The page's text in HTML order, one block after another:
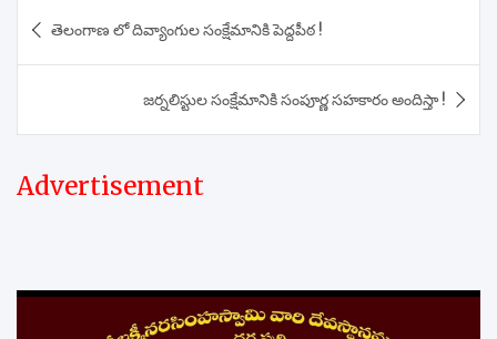
navigation
తెలంగాణ లో దివ్యాంగుల సంక్షేమానికి పెద్దపీఠ !
జర్నలిస్టుల సంక్షేమానికి సంపూర్ణ సహకారం అందిస్తా !
Advertisement